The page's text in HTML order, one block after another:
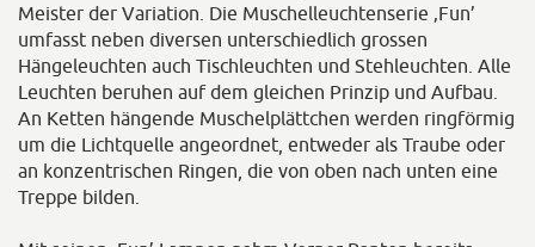
Meister der Variation. Die Muschelleuchtenserie ‚Fun’
umfasst neben diversen unterschiedlich grossen
Hängeleuchten auch Tischleuchten und Stehleuchten. Alle
Leuchten beruhen auf dem gleichen Prinzip und Aufbau.
An Ketten hängende Muschelplättchen werden ringförmig
um die Lichtquelle angeordnet, entweder als Traube oder
an konzentrischen Ringen, die von oben nach unten eine
Treppe bilden.